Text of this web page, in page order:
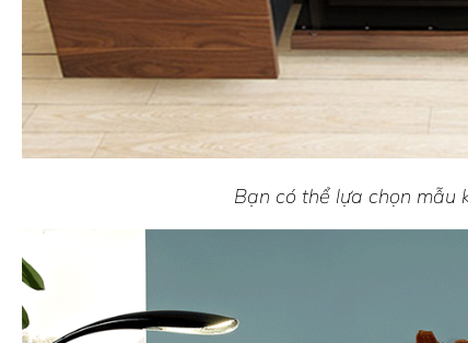
Bạn có thể lựa chọn mẫu